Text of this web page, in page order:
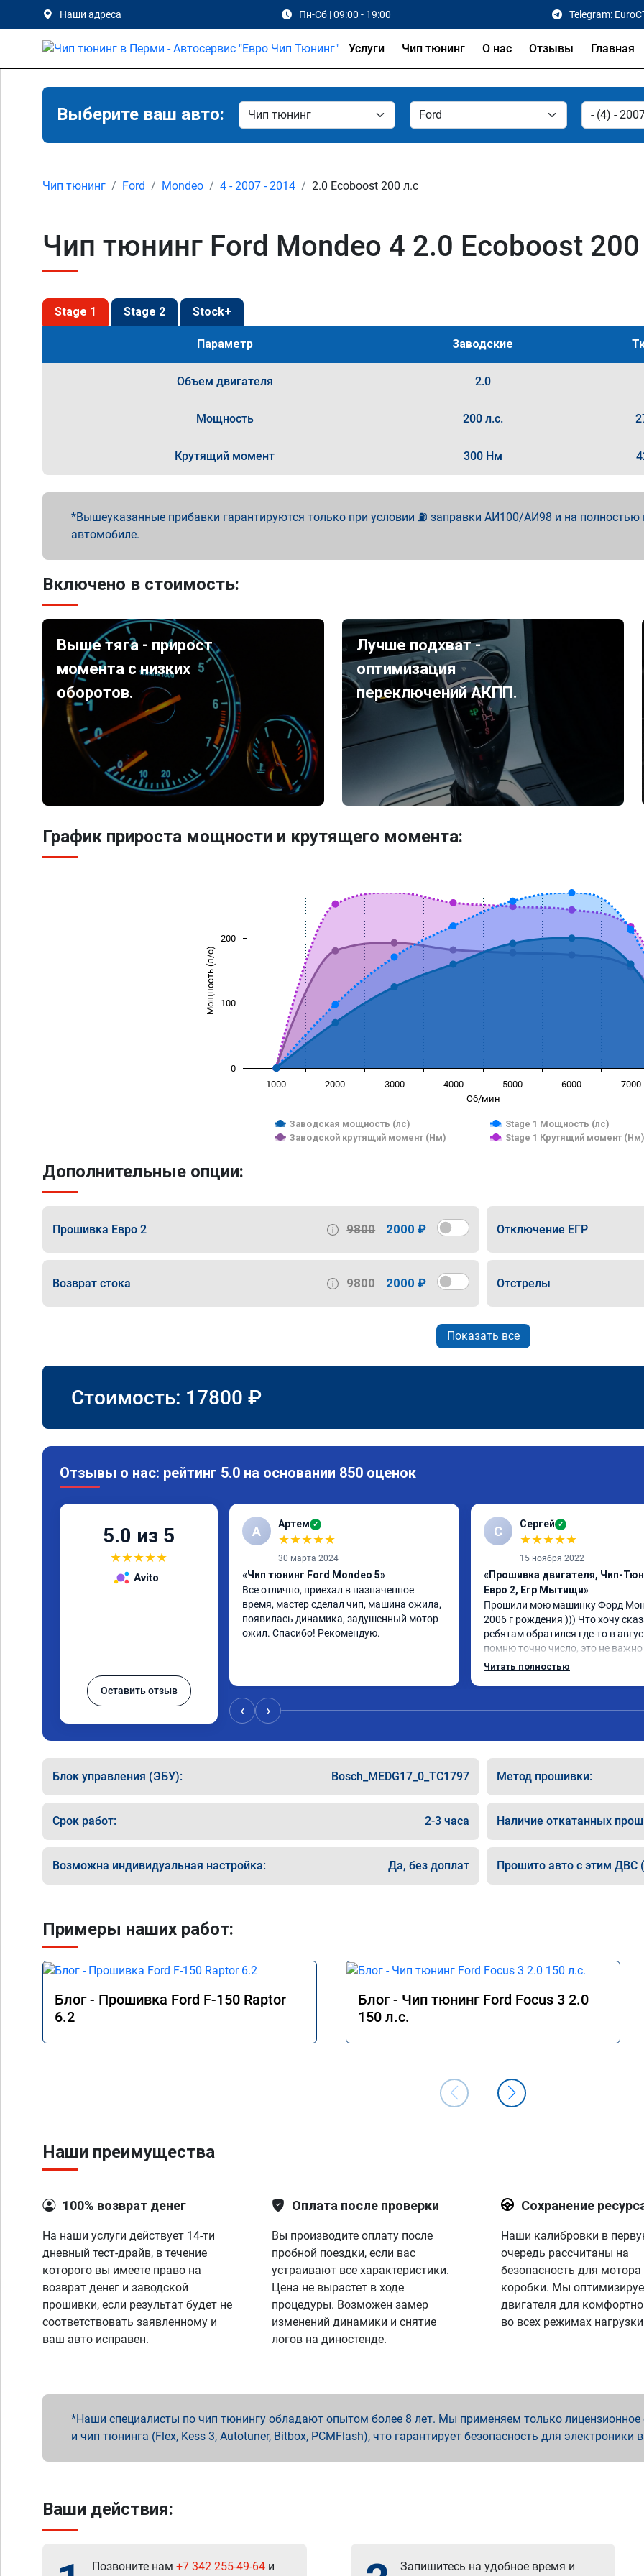
Наши адреса Пн-Сб | 09:00 - 19:00 Telegram:
Услуги Чип тюнинг О нас Отзывы Главная
Выберите ваш авто:
Чип тюнинг Ford Mondeo 4 - 2007 - 2014 2.0 Ecoboost 200 л.с
Чип тюнинг Ford Mondeo 4 2.0 Ecoboost
Stage 1 Stage 2 Stock+
Параметр Заводские
Объем двигателя 2.0
Мощность 200 л.с.
Крутящий момент 300 Нм
Вышеуказанные прибавки гарантируются только при условии ⛽ заправки АИ100/АИ98 и на
автомобиле.
Включено в стоимость:
Выше тяга - прирост
момента с низких
оборотов.
Лучше подхват -
оптимизация
переключений АКПП.
График прироста мощности и крутящего момента:
Об/мин
Мощность (л/с)
Заводская мощность (лс)
Stage 1 Мощность (лс)
Заводской крутящий момент (Нм)
Stage 1 Крутящий момент (Нм)
1000 2000 3000 4000 5000 6000 7000
0
100
200
Дополнительные опции:
Прошивка Евро 2 9800 2000 ₽ Отключение ЕГР
Возврат стока 9800 2000 ₽ Отстрелы
Показать все
Стоимость: 17800 ₽
Отзывы о нас: рейтинг 5.0 на основании 850 оценок
5.0 из 5
★★★★★
Avito
Оставить отзыв
А Артем ✓
★★★★★
30 марта 2024
«Чип тюнинг Ford Mondeo 5»
Все отлично, приехал в назначенное
время, мастер сделал чип, машина ожила,
появилась динамика, задушенный мотор
ожил. Спасибо! Рекомендую.
С Сергей ✓
★★★★★
15 ноября 2022
«Прошивка двигателя, Чип-
Евро 2, Егр Мытищи»
Прошили мою машинку Форд
2006 г рождения ))) Что хочу
ребятам обратился где-то в
помню точно число, это не важно
Мытищи если кому то важно
Читать полностью
‹ ›
Блок управления (ЭБУ): Bosch_MEDG17_0_TC1797 Метод прошивки:
Срок работ: 2-3 часа Наличие откатанных
Возможна индивидуальная настройка: Да, без доплат Прошито авто с этим ДВС
Примеры наших работ:
Блог - Прошивка Ford F-150 Raptor
6.2
Блог - Чип тюнинг Ford Focus 3 2.0
150 л.с.
Наши преимущества
100% возврат денег
На наши услуги действует 14-ти
дневный тест-драйв, в течение
которого вы имеете право на
возврат денег и заводской
прошивки, если результат будет не
соответствовать заявленному и
ваш авто исправен.
Оплата после проверки
Вы производите оплату после
пробной поездки, если вас
устраивают все характеристики.
Цена не вырастет в ходе
процедуры. Возможен замер
изменений динамики и снятие
логов на диностенде.
Сохранение
Наши калибровки в
очередь рассчитаны на
безопасность для мотора
коробки. Мы
двигателя для
во всех режимах
Наши специалисты по чип тюнингу обладают опытом более 8 лет. Мы применяем только лицензионное
и чип тюнинга (Flex, Kess 3, Autotuner, Bitbox, PCMFlash), что гарантирует безопасность для электроники
Ваши действия:
Позвоните нам +7 342 255-49-64 и Запишитесь на удобное время и